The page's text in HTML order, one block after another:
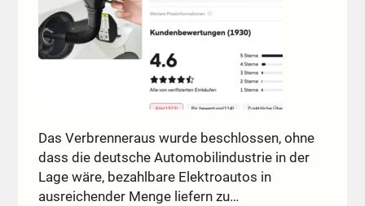
Das Verbrenneraus wurde beschlossen, ohne
dass die deutsche Automobilindustrie in der
Lage wäre, bezahlbare Elektroautos in
ausreichender Menge liefern zu…